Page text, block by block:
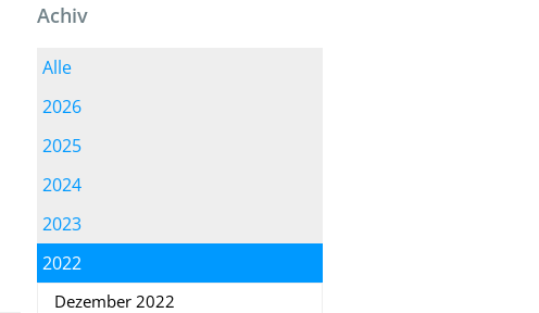
Achiv
Alle
2026
2025
2024
2023
2022
Dezember 2022